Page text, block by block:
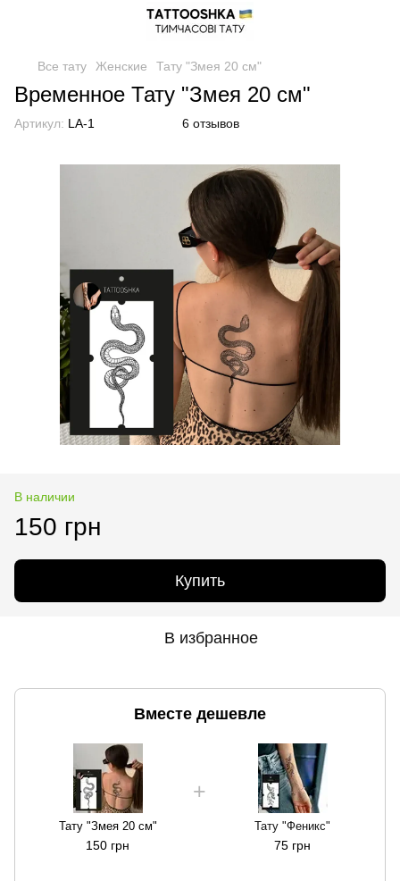
Все тату Женские Тату "Змея 20 см"
Временное Тату "Змея 20 см"
Артикул: LA-1 6 отзывов
В наличии
150 грн
Купить
В избранное
Вместе дешевле
Тату "Змея 20 см"
150 грн
Тату "Феникс"
75 грн